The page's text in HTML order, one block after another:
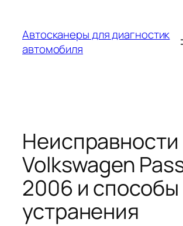
содержимому
Автосканеры для диагностик
автомобиля
Неисправности
Volkswagen
2006 и способы
устранения